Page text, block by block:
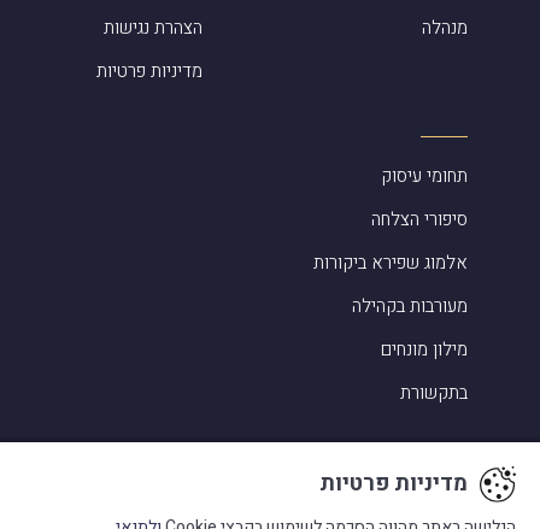
מנהלה
הצהרת נגישות
מדיניות פרטיות
תחומי עיסוק
סיפורי הצלחה
אלמוג שפירא ביקורות
מעורבות בקהילה
מילון מונחים
בתקשורת
מדיניות פרטיות